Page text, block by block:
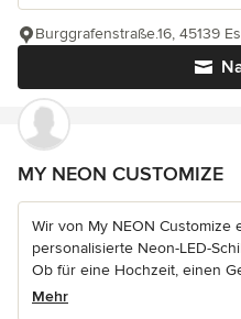
Burggrafenstraße.16, 45139
MY NEON CUSTOMIZE
Wir von My NEON Customize
personalisierte Neon-LED-
Ob für eine Hochzeit, einen
Mehr